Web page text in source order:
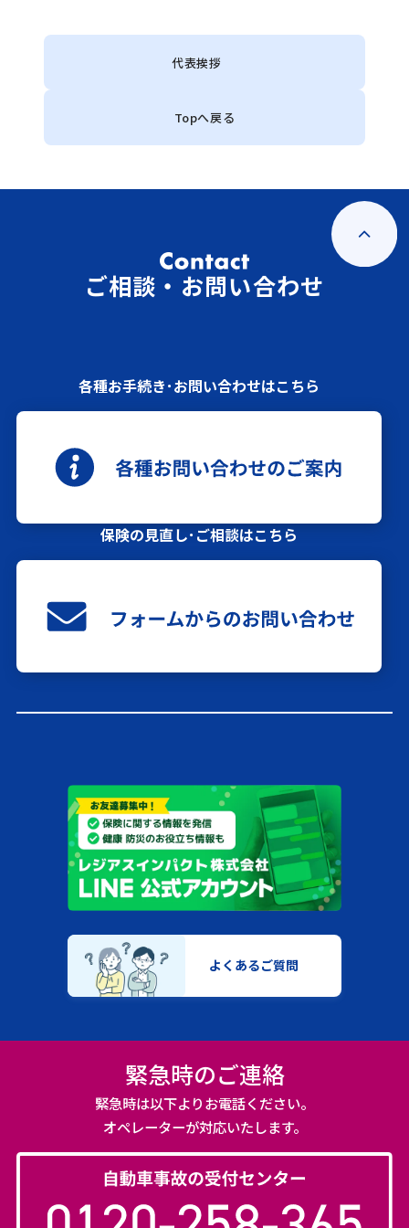
Topへ戻る
代表挨拶
ご相談・お問い合わせ
各種お手続き･お問い合わせはこちら
保険の見直し･ご相談はこちら
よくあるご質問
緊急時のご連絡
緊急時は以下よりお電話ください。
オペレーターが対応いたします。